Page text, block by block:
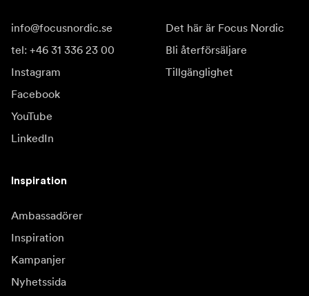
info@focusnordic.se
tel: +46 31 336 23 00
Instagram
Facebook
YouTube
LinkedIn
Det här är Focus Nordic
Bli återförsäljare
Tillgänglighet
Inspiration
Ambassadörer
Inspiration
Kampanjer
Nyhetssida